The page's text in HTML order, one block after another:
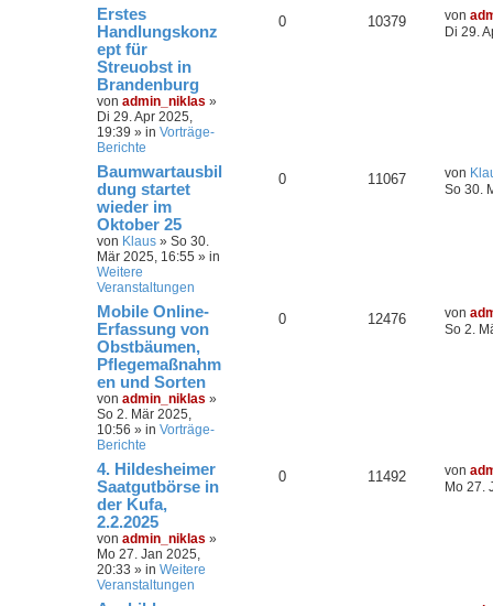
Erstes
Handlungskonz
ept für
Streuobst in
Brandenburg
von admin_niklas »
Di 29. Apr 2025,
19:39 » in Vorträge-
Berichte
0 10379 von
Di 29.
Baumwartausbil
dung startet
wieder im
Oktober 25
von Klaus » So 30.
Mär 2025, 16:55 » in
Weitere
Veranstaltungen
0 11067 von
So 30.
Mobile Online-
Erfassung von
Obstbäumen,
Pflegemaßnahm
en und Sorten
von admin_niklas »
So 2. Mär 2025,
10:56 » in Vorträge-
Berichte
0 12476 von
So 2.
4. Hildesheimer
Saatgutbörse in
der Kufa,
2.2.2025
von admin_niklas »
Mo 27. Jan 2025,
20:33 » in Weitere
Veranstaltungen
0 11492 von
Mo 27.